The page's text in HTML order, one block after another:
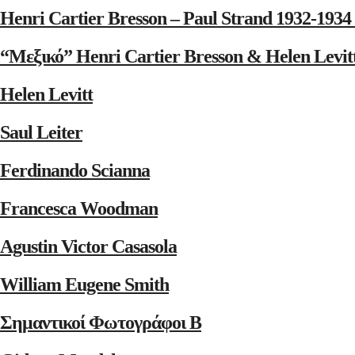
Henri Cartier Bresson – Paul Strand 1932-
“Μεξικό” Henri Cartier Bresson & Helen
Helen Levitt
Saul Leiter
Ferdinando Scianna
Francesca Woodman
Agustin Victor Casasola
William Eugene Smith
Σημαντικοί Φωτογράφοι Β